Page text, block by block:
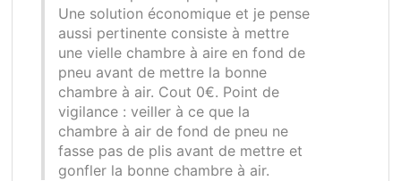
Une solution économique et je pense
aussi pertinente consiste à mettre
une vielle chambre à aire en fond de
pneu avant de mettre la bonne
chambre à air. Cout 0€. Point de
vigilance : veiller à ce que la
chambre à air de fond de pneu ne
fasse pas de plis avant de mettre et
gonfler la bonne chambre à air.